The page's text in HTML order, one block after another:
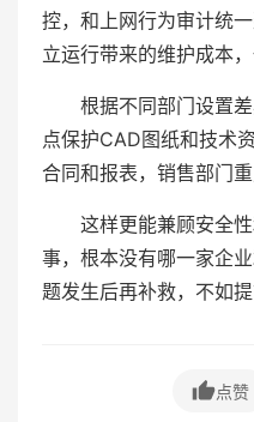
控，和上网行为审计统
立运行带来的维护成本
根据不同部门设置
点保护CAD图纸和技术
合同和报表，销售部门
这样更能兼顾安全
事，根本没有哪一家企
题发生后再补救，不如提
点赞